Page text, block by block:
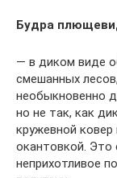
Будра
— в диком виде
смешанных
необыкновенно
но не так, как
кружевной ковер
окантовкой. Это
неприхотливое